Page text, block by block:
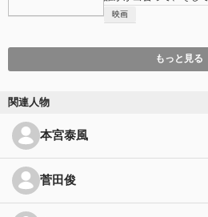
映画
もっと見る
関連人物
本宮泰風
菅田俊